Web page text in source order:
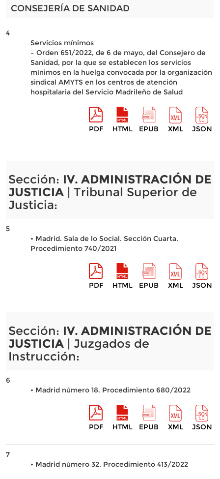
CONSEJERÍA DE SANIDAD
4
Servicios mínimos
– Orden 651/2022, de 6 de mayo, del Consejero de
Sanidad, por la que se establecen los servicios
mínimos en la huelga convocada por la organización
sindical AMYTS en los centros de atención
hospitalaria del Servicio Madrileño de Salud
PDF HTML EPUB XML JSON
Sección: IV. ADMINISTRACIÓN DE
JUSTICIA| Tribunal Superior de
Justicia:
5
• Madrid. Sala de lo Social. Sección Cuarta.
Procedimiento 740/2021
PDF HTML EPUB XML JSON
Sección: IV. ADMINISTRACIÓN DE
JUSTICIA| Juzgados de
Instrucción:
6
• Madrid número 18. Procedimiento 680/2022
PDF HTML EPUB XML JSON
7
• Madrid número 32. Procedimiento 413/2022